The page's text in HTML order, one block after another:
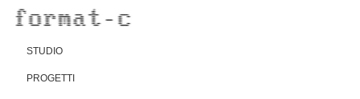
STUDIO
PROGETTI